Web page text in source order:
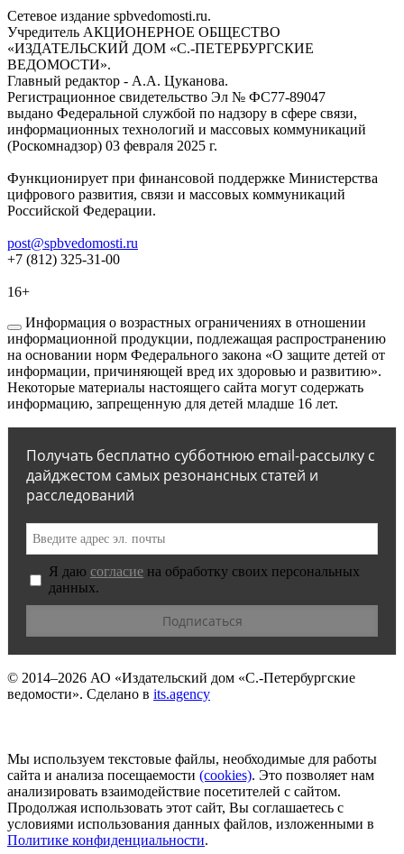
Сетевое издание spbvedomosti.ru.
Учредитель АКЦИОНЕРНОЕ ОБЩЕСТВО
«ИЗДАТЕЛЬСКИЙ ДОМ «С.-ПЕТЕРБУРГСКИЕ
ВЕДОМОСТИ».
Главный редактор - А.А. Цуканова.
Регистрационное свидетельство Эл № ФС77-89047
выдано Федеральной службой по надзору в сфере связи,
информационных технологий и массовых коммуникаций
(Роскомнадзор) 03 февраля 2025 г.
Функционирует при финансовой поддержке Министерства
цифрового развития, связи и массовых коммуникаций
Российской Федерации.
post@spbvedomosti.ru
+7 (812) 325-31-00
16+
Информация о возрастных ограничениях в отношении
информационной продукции, подлежащая распространению
на основании норм Федерального закона «О защите детей от
информации, причиняющей вред их здоровью и развитию».
Некоторые материалы настоящего сайта могут содержать
информацию, запрещенную для детей младше 16 лет.
Получать бесплатно субботнюю email-рассылку с
дайджестом самых резонансных статей и
расследований
Я даю согласие на обработку своих персональных
данных.
© 2014–2026 АО «Издательский дом «С.-Петербургские
ведомости». Сделано в its.agency
Мы используем текстовые файлы, необходимые для работы
сайта и анализа посещаемости (сookies). Это позволяет нам
анализировать взаимодействие посетителей с сайтом.
Продолжая использовать этот сайт, Вы соглашаетесь с
условиями использования данных файлов, изложенными в
Политике конфиденциальности.